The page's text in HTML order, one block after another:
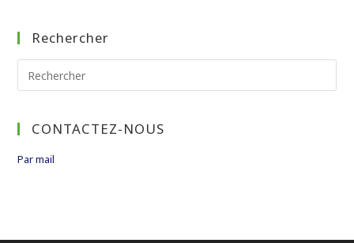
Rechercher
Rechercher
sur
siteCONTACTEZ-NOUS
Par mail